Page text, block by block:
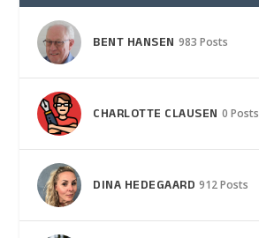
BENT HANSEN 983 Posts
CHARLOTTE CLAUSEN 0 Posts
DINA HEDEGAARD 912 Posts